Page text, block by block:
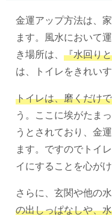
金運アップ方法は、
ます。風水において
き場所は、 『水回り
は、トイレをきれい
トイレは、磨くだけ
う。ここに埃がたま
うとされており、金
ます。ですのでトイ
イにすることを心がけ
さらに、玄関や他の
の出しっぱなしや、